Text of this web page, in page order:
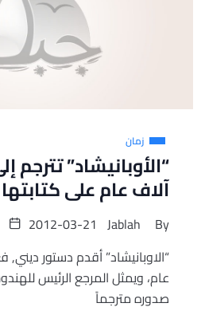
زمان
آلاف عام على كتابتها
By
Jablah
2012-03-21
“الاوبانيشاد” أقدم دستور
عام، ويمثل المرجع الرئيس
صدوره مترجماً